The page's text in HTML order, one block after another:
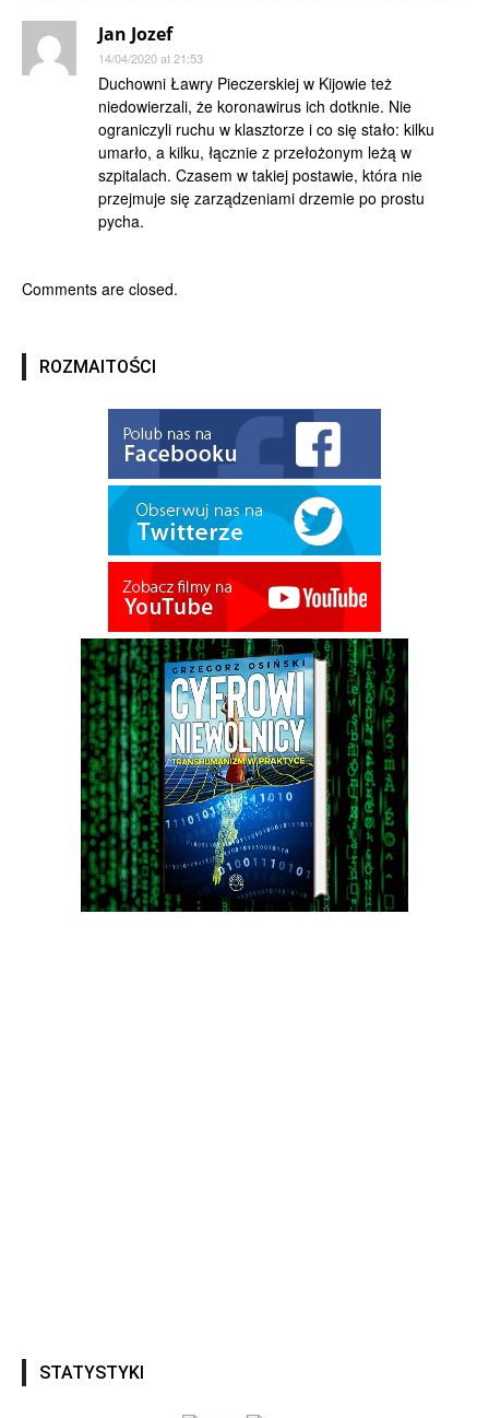
Jan Jozef
14/04/2020 at 21:53
Duchowni Ławry Pieczerskiej w Kijowie też
niedowierzali, że koronawirus ich dotknie. Nie
ograniczyli ruchu w klasztorze i co się stało: kilku
umarło, a kilku, łącznie z przełożonym leżą w
szpitalach. Czasem w takiej postawie, która nie
przejmuje się zarządzeniami drzemie po prostu
pycha.
Comments are closed.
ROZMAITOŚCI
STATYSTYKI